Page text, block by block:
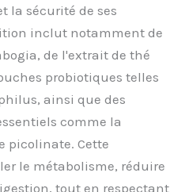
la sécurité de ses
inclut notamment de
de l'extrait de thé
probiotiques telles
ainsi que des
comme la
picolinate. Cette
le métabolisme, réduire
tout en respectant